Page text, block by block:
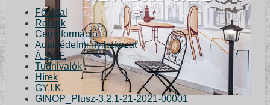
Főoldal
Rólunk
Céginformáció
Adatvédelmi nyilatkozat
Á.SZ.F.
Tudnivalók
Hírek
GY.I.K.
GINOP_Plusz-3.2.1-21-2021-00001